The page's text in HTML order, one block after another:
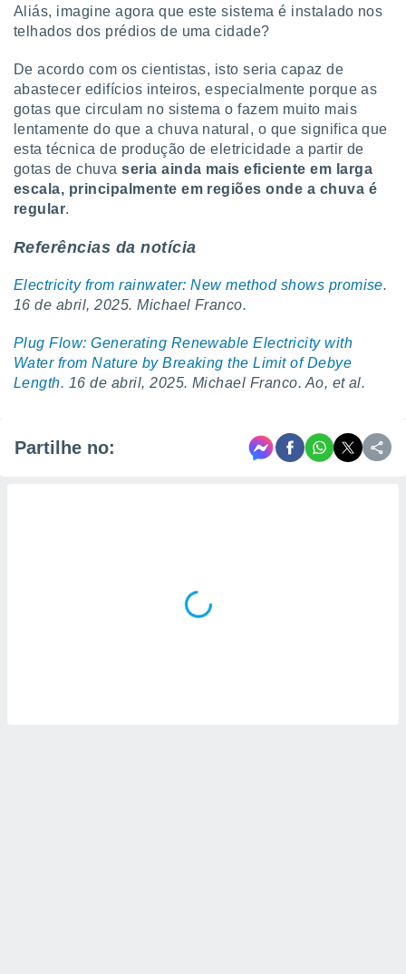
Aliás, imagine agora que este sistema é instalado nos
telhados dos prédios de uma cidade?
De acordo com os cientistas, isto seria capaz de
abastecer edifícios inteiros, especialmente porque as
gotas que circulam no sistema o fazem muito mais
lentamente do que a chuva natural, o que significa que
esta técnica de produção de eletricidade a partir de
gotas de chuvaseria ainda mais eficiente em larga
escala, principalmente em regiões onde a chuva é
regular.
Referências da notícia
Electricity from rainwater: New method shows promise.
16 de abril, 2025. Michael Franco.
Plug Flow: Generating Renewable Electricity with
Water from Nature by Breaking the Limit of Debye
Length. 16 de abril, 2025. Michael Franco. Ao, et al.
Partilhe no: